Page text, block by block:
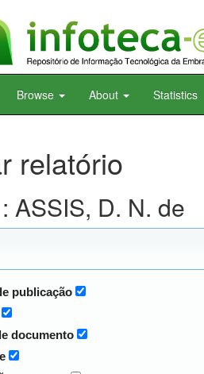
Browse About Statistics
relatório
ASSIS, D. N. de
publicação
documento